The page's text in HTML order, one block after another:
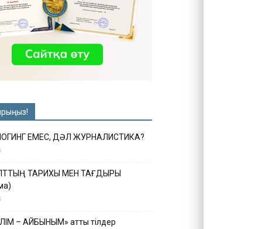
ЕМЕС, ДӘЛ ЖУРНАЛИСТИКА?
ТАРИХЫ МЕН ТАҒДЫРЫ
– АЙБЫНЫМ» атты тілдер